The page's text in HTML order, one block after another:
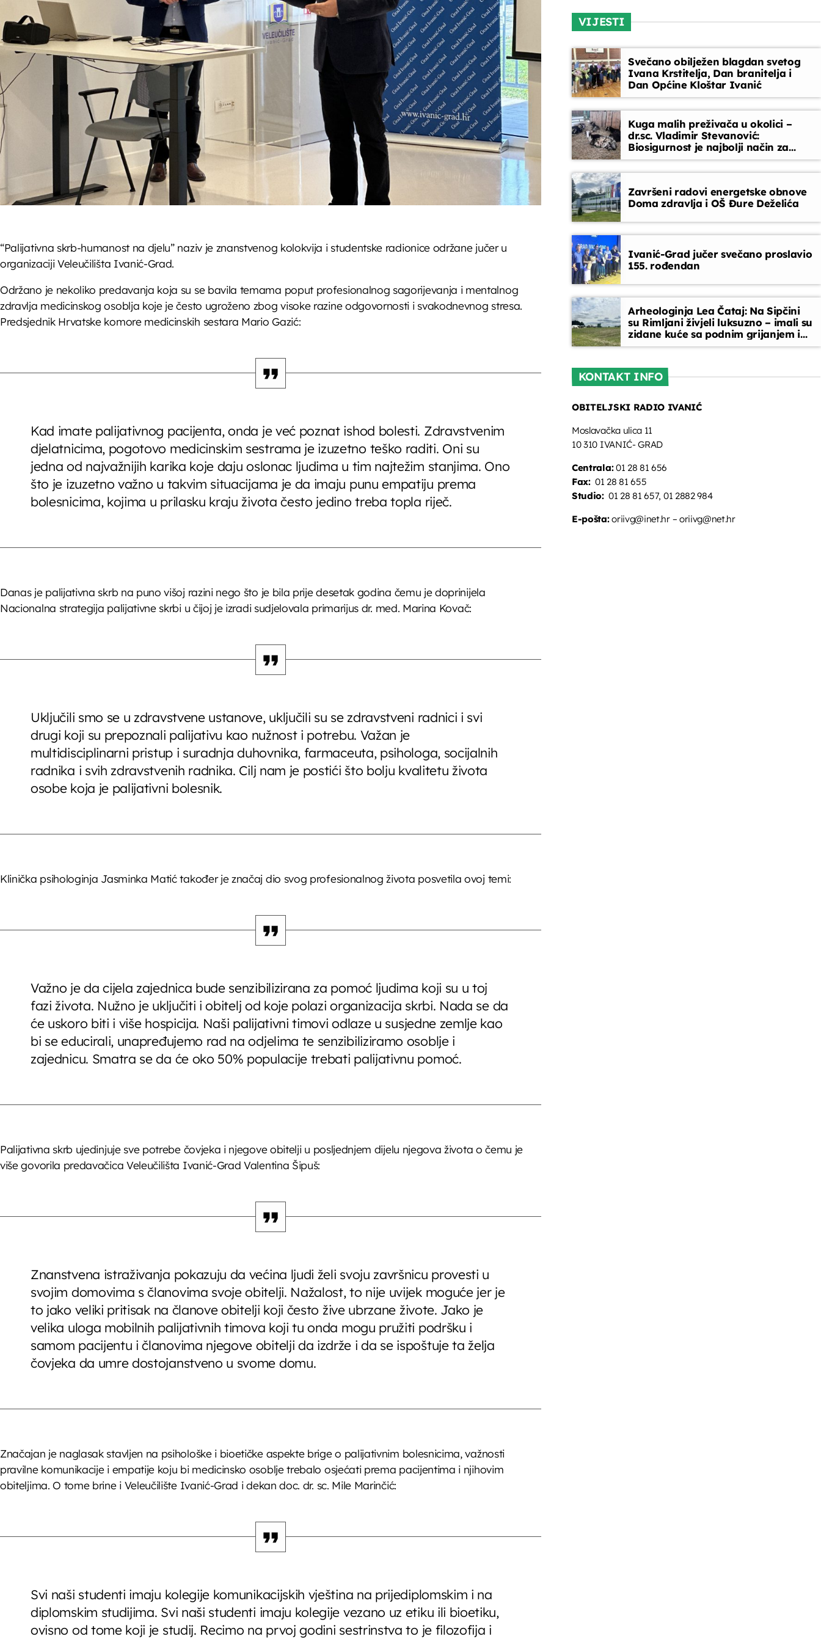
Vijesti
“Palijativna skrb-humanost na djelu” naziv je znanstvenog kolokvija i studentske radionice održane jučer u
organizaciji Veleučilišta Ivanić-Grad.
Održano je nekoliko predavanja koja su se bavila temama poput profesionalnog sagorijevanja i mentalnog
zdravlja medicinskog osoblja koje je često ugroženo zbog visoke razine odgovornosti i svakodnevnog stresa.
Predsjednik Hrvatske komore medicinskih sestara Mario Gazić:
Kad imate palijativnog pacijenta, onda je već poznat ishod bolesti. Zdravstvenim
djelatnicima, pogotovo medicinskim sestrama je izuzetno teško raditi. Oni su
jedna od najvažnijih karika koje daju oslonac ljudima u tim najtežim stanjima. Ono
što je izuzetno važno u takvim situacijama je da imaju punu empatiju prema
bolesnicima, kojima u prilasku kraju života često jedino treba topla riječ.
Danas je palijativna skrb na puno višoj razini nego što je bila prije desetak godina čemu je doprinijela
Nacionalna strategija palijativne skrbi u čijoj je izradi sudjelovala primarijus dr. med. Marina Kovač:
Uključili smo se u zdravstvene ustanove, uključili su se zdravstveni radnici i svi
drugi koji su prepoznali palijativu kao nužnost i potrebu. Važan je
multidisciplinarni pristup i suradnja duhovnika, farmaceuta, psihologa, socijalnih
radnika i svih zdravstvenih radnika. Cilj nam je postići što bolju kvalitetu života
osobe koja je palijativni bolesnik.
Klinička psihologinja Jasminka Matić također je značaj dio svog profesionalnog života posvetila ovoj temi:
Važno je da cijela zajednica bude senzibilizirana za pomoć ljudima koji su u toj
fazi života. Nužno je uključiti i obitelj od koje polazi organizacija skrbi. Nada se da
će uskoro biti i više hospicija. Naši palijativni timovi odlaze u susjedne zemlje kao
bi se educirali, unapređujemo rad na odjelima te senzibiliziramo osoblje i
zajednicu. Smatra se da će oko 50% populacije trebati palijativnu pomoć.
Palijativna skrb ujedinjuje sve potrebe čovjeka i njegove obitelji u posljednjem dijelu njegova života o čemu je
više govorila predavačica Veleučilišta Ivanić-Grad Valentina Šipuš:
Znanstvena istraživanja pokazuju da većina ljudi želi svoju završnicu provesti u
svojim domovima s članovima svoje obitelji. Nažalost, to nije uvijek moguće jer je
to jako veliki pritisak na članove obitelji koji često žive ubrzane živote. Jako je
velika uloga mobilnih palijativnih timova koji tu onda mogu pružiti podršku i
samom pacijentu i članovima njegove obitelji da izdrže i da se ispoštuje ta želja
čovjeka da umre dostojanstveno u svome domu.
Značajan je naglasak stavljen na psihološke i bioetičke aspekte brige o palijativnim bolesnicima, važnosti
pravilne komunikacije i empatije koju bi medicinsko osoblje trebalo osjećati prema pacijentima i njihovim
obiteljima. O tome brine i Veleučilište Ivanić-Grad i dekan doc. dr. sc. Mile Marinčić:
Svi naši studenti imaju kolegije komunikacijskih vještina na prijediplomskim i na
diplomskim studijima. Svi naši studenti imaju kolegije vezano uz etiku ili bioetiku,
ovisno od tome koji je studij. Recimo na prvoj godini sestrinstva to je filozofija i
Radio vremeplov
radnim danom i subotom u 9,00 (do 5 min),
repriza u 16,30
Radio-vremeplov vas svakog tjedna vraća u prošla
vremena kroz glazbu, priče i sjećanja.
VIJESTI
Svečano obilježen blagdan svetog
Ivana Krstitelja, Dan branitelja i
Dan Općine Kloštar Ivanić
Kuga malih preživača u okolici –
dr.sc. Vladimir Stevanović:
Biosigurnost je najbolji način za
sprječavanje ulaska bolesti
Završeni radovi energetske obnove
Doma zdravlja i OŠ Đure Deželića
Ivanić-Grad jučer svečano proslavio
155. rođendan
Arheologinja Lea Čataj: Na Sipčini
su Rimljani živjeli luksuzno – imali su
zidane kuće sa podnim grijanjem i
oslikanim zidovima
KONTAKT INFO
OBITELJSKI RADIO IVANIĆ
Moslavačka ulica 11
10 310 IVANIĆ- GRAD
Centrala:01 28 81 656
Fax:01 28 81 655
Studio:01 28 81 657, 01 2882 984
E-pošta:oriivg@inet.hr – oriivg@net.hr